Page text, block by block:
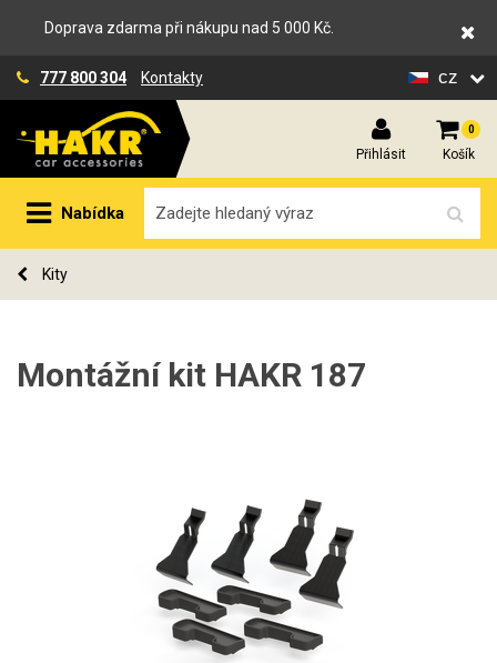
Doprava zdarma při nákupu nad 5 000 Kč.
777 800 304 Kontakty cz
Přihlásit
0
Košík
Nabídka
Kity
Montážní kit HAKR 187